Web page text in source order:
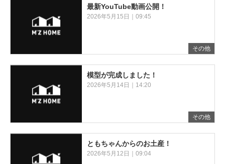
その他
最新YouTube動画公開！
2026年5月15日｜09:45
その他
模型が完成しました！
2026年5月14日｜14:20
ともちゃんからのお土産！
2026年5月12日｜09:04